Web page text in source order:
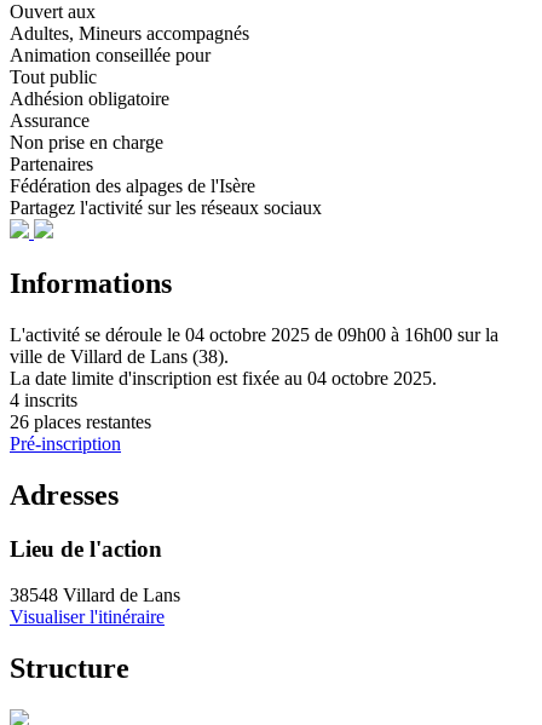
Ouvert aux
Adultes, Mineurs accompagnés
Animation conseillée pour
Tout public
Adhésion obligatoire
Assurance
Non prise en charge
Partenaires
Fédération des alpages de l'Isère
Partagez l'activité sur les réseaux sociaux
Informations
L'activité se déroule le 04 octobre 2025 de 09h00 à 16h00 sur la
ville de Villard de Lans (38).
La date limite d'inscription est fixée au 04 octobre 2025.
4 inscrits
26 places restantes
Pré-inscription
Adresses
Lieu de l'action
38548 Villard de Lans
Visualiser l'itinéraire
Structure